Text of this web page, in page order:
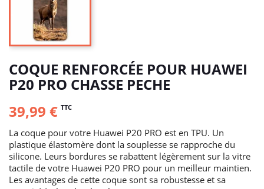
COQUE RENFORCÉE POUR HUAWEI
P20 PRO CHASSE PECHE
39,99 € TTC
La coque pour votre Huawei P20 PRO est en TPU. Un
plastique élastomère dont la souplesse se rapproche du
silicone. Leurs bordures se rabattent légèrement sur la vitre
tactile de votre Huawei P20 PRO pour un meilleur maintien.
Les avantages de cette coque sont sa robustesse et sa